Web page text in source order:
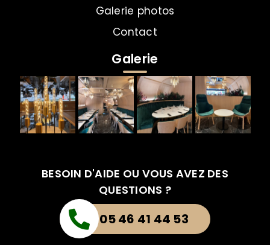
Galerie photos
Contact
Galerie
BESOIN D'AIDE OU VOUS AVEZ DES
QUESTIONS ?
05 46 41 44 53